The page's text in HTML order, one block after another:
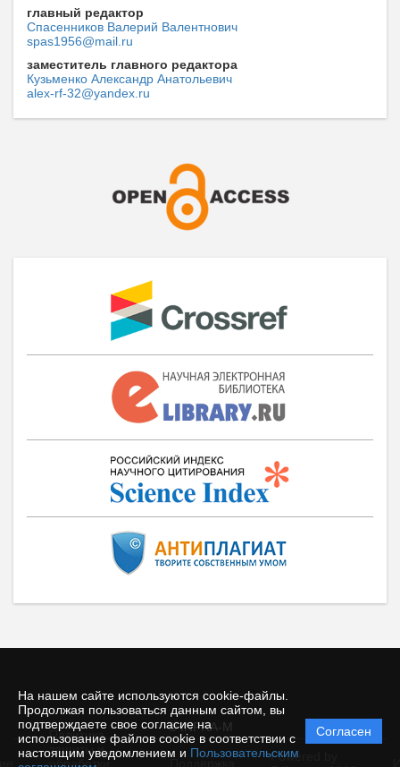
На нашем сайте используются cookie-файлы.
Продолжая пользоваться данным сайтом, вы
подтверждаете свое согласие на
использование файлов cookie в соответствии с
настоящим уведомлением и Пользовательским
Согласен
главный редактор
Спасенников Валерий Валентнович
spas1956@mail.ru
заместитель главного редактора
Кузьменко Александр Анатольевич
alex-rf-32@yandex.ru
© INFRA-M
Политика
защиты и
обработки
Powered by